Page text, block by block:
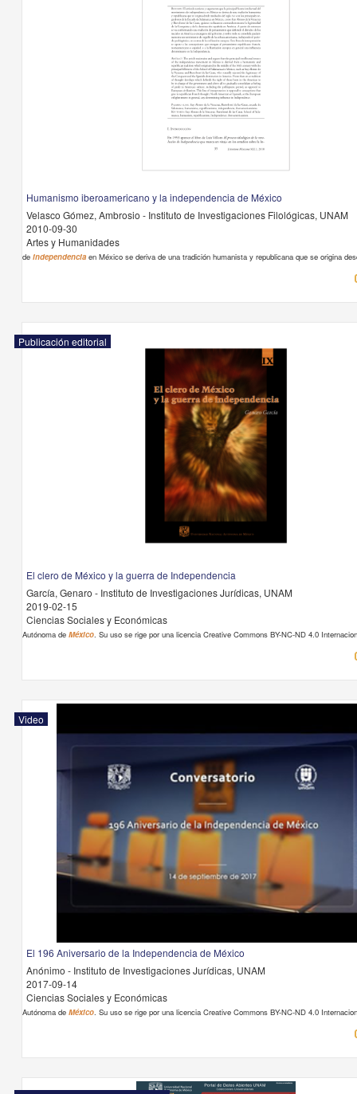
Humanismo iberoamericano y la independencia de México
Velasco Gómez, Ambrosio - Instituto de Investigaciones Filológicas, UNAM
2010-09-30
Artes y Humanidades
deindependencia en México se deriva de una tradición humanista y republicana que se origina
Publicación editorial
El clero de México y la guerra de Independencia
García, Genaro - Instituto de Investigaciones Jurídicas, UNAM
2019-02-15
Ciencias Sociales y Económicas
Autónoma deMéxico. Su uso se rige por una licencia Creative Commons BY-NC-ND 4.0
Video
El 196 Aniversario de la Independencia de México
Anónimo - Instituto de Investigaciones Jurídicas, UNAM
2017-09-14
Ciencias Sociales y Económicas
Autónoma deMéxico. Su uso se rige por una licencia Creative Commons BY-NC-ND 4.0